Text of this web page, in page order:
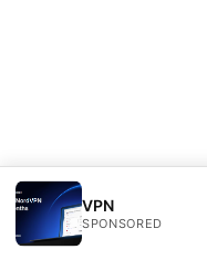
VPN
SPONSORED